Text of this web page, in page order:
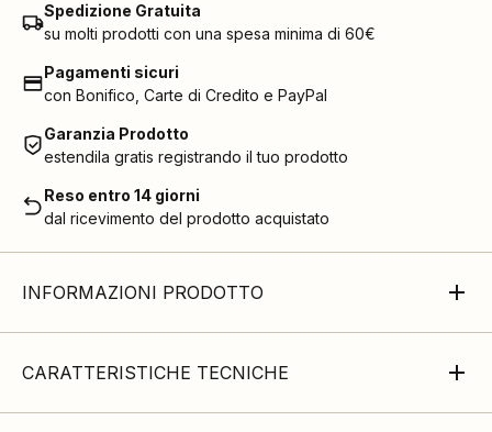
Spedizione Gratuita
su molti prodotti con una spesa minima di 60€
Pagamenti sicuri
con Bonifico, Carte di Credito e PayPal
Garanzia Prodotto
estendila gratis registrando il tuo prodotto
Reso entro 14 giorni
dal ricevimento del prodotto acquistato
INFORMAZIONI PRODOTTO
CARATTERISTICHE TECNICHE